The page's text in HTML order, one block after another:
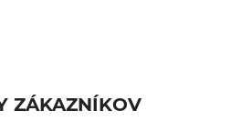
ZÁKAZNÍKOV